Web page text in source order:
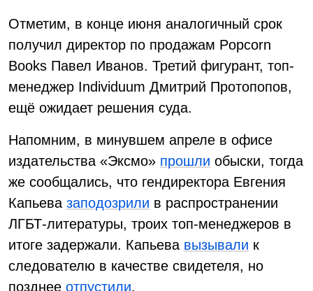
Отметим, в конце июня аналогичный срок
получил директор по продажам Popcorn
Books Павел Иванов. Третий фигурант, топ-
менеджер Individuum Дмитрий Протопопов,
ещё ожидает решения суда.
Напомним, в минувшем апреле в офисе
издательства «Эксмо» прошли обыски, тогда
же сообщались, что гендиректора Евгения
Капьева заподозрили в распространении
ЛГБТ-литературы, троих топ-менеджеров в
итоге задержали. Капьева вызывали к
следователю в качестве свидетеля, но
позднее отпустили.